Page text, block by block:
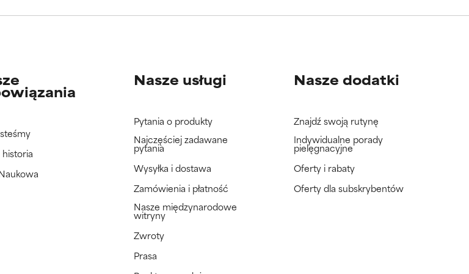
ponieważ nie mieliśmy okazji przeanalizować badań na
ponieważ nie mieliśmy okazji przeanalizować badań na
historia
Nasze usługi
Pytania o produkty
Najczęściej zadawane
pytania
Wysyłka i dostawa
Zamówienia i płatność
Nasze międzynarodowe
witryny
Zwroty
Prasa
Nasze dodatki
Znajdź swoją rutynę
Indywidualne porady
pielęgnacyjne
Oferty i rabaty
Oferty dla subskrybentów